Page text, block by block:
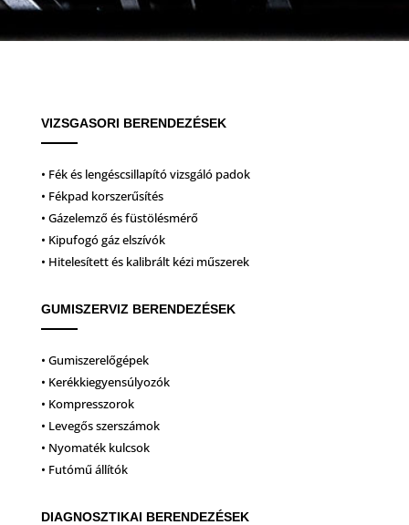
VIZSGASORI BERENDEZÉSEK
• Fék és lengéscsillapító vizsgáló padok
• Fékpad korszerűsítés
• Gázelemző és füstölésmérő
• Kipufogó gáz elszívók
• Hitelesített és kalibrált kézi műszerek
GUMISZERVIZ BERENDEZÉSEK
• Gumiszerelőgépek
• Kerékkiegyensúlyozók
• Kompresszorok
• Levegős szerszámok
• Nyomaték kulcsok
• Futómű állítók
DIAGNOSZTIKAI BERENDEZÉSEK